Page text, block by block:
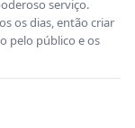
serviço.
os dias, então criar
pelo público e os